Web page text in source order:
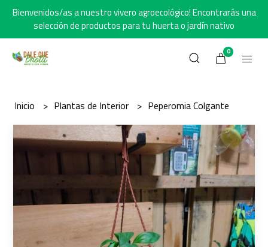
Bienvenidos/as a nuestro vivero agroecológico! Encontrarás una
selección de productos para tu huerta o jardín nativo
0
Inicio Plantas de Interior Peperomia Colgante